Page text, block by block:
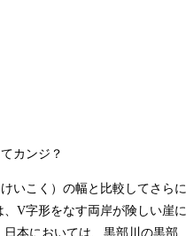
カンジ？
いこく）の幅と比較してさらに
V字形をなす両岸が険しい崖に
本においては、黒部川の黒部